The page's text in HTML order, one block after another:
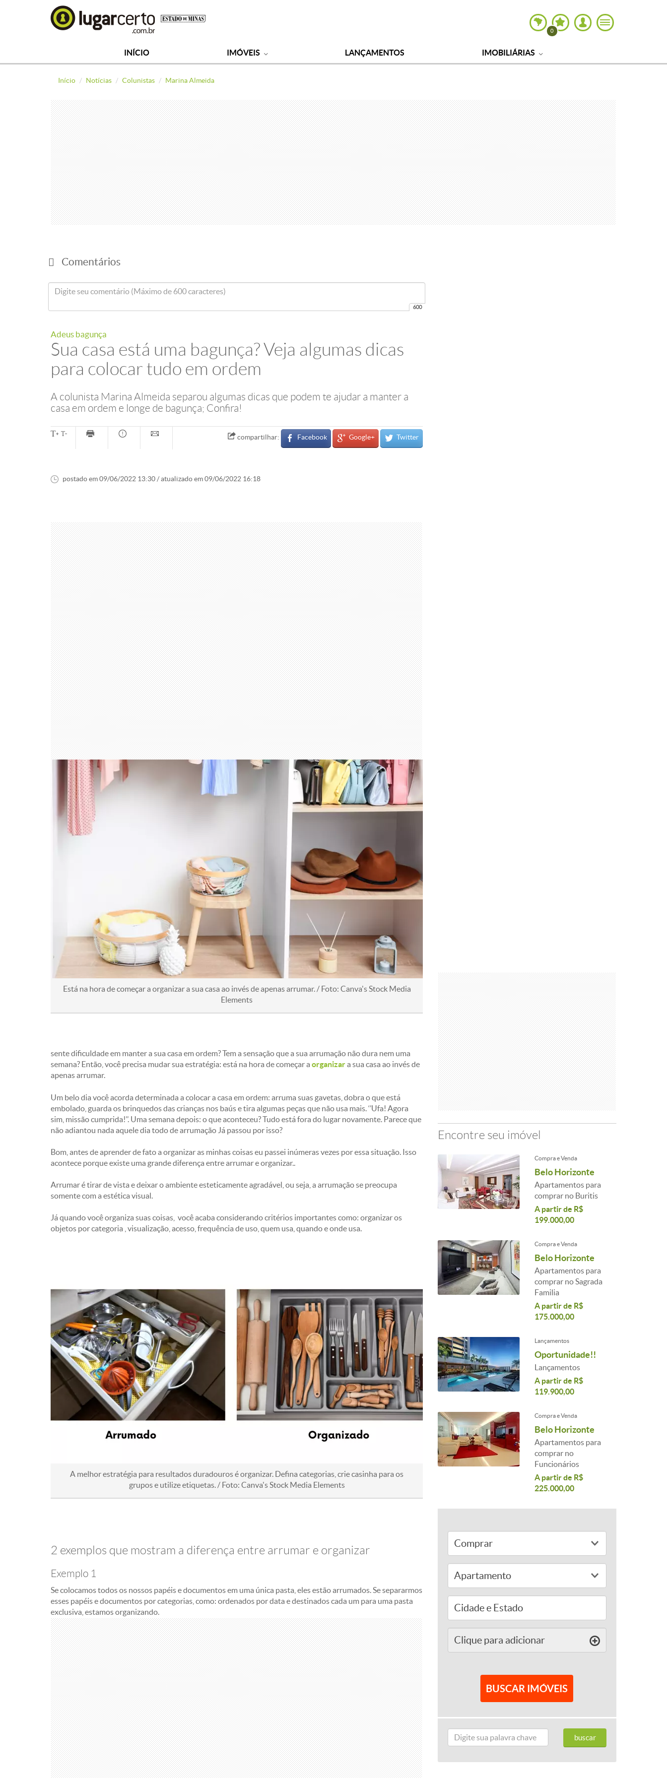
0
INÍCIO IMÓVEIS LANÇAMENTOS IMOBILIÁRIAS
Início Notícias Colunistas Marina Almeida
Comentários
600
Adeus bagunça
Sua casa está uma bagunça? Veja algumas dicas
para colocar tudo em ordem
A colunista Marina Almeida separou algumas dicas que podem te ajudar a manter a
casa em ordem e longe de bagunça; Confira!
compartilhar: Facebook Google+ Twitter
postado em 09/06/2022 13:30 / atualizado em 09/06/2022 16:18
Está na hora de começar a organizar a sua casa ao invés de apenas arrumar. / Foto: Canva's Stock Media
Elements
sente dificuldade em manter a sua casa em ordem? Tem a sensação que a sua arrumação não dura nem uma
semana? Então, você precisa mudar sua estratégia: está na hora de começar a organizara sua casa ao invés de
apenas arrumar.
Um belo dia você acorda determinada a colocar a casa em ordem: arruma suas gavetas, dobra o que está
embolado, guarda os brinquedos das crianças nos baús e tira algumas peças que não usa mais. ‘’Ufa! Agora
sim, missão cumprida!’’. Uma semana depois: o que aconteceu? Tudo está fora do lugar novamente. Parece que
não adiantou nada aquele dia todo de arrumação Já passou por isso?
Bom, antes de aprender de fato a organizar as minhas coisas eu passei inúmeras vezes por essa situação. Isso
acontece porque existe uma grande diferença entre arrumar e organizar..
Arrumar é tirar de vista e deixar o ambiente esteticamente agradável, ou seja, a arrumação se preocupa
somente com a estética visual.
Já quando você organiza suas coisas, você acaba considerando critérios importantes como: organizar os
objetos por categoria , visualização, acesso, frequência de uso, quem usa, quando e onde usa.
A melhor estratégia para resultados duradouros é organizar. Defina categorias, crie casinha para os
grupos e utilize etiquetas. / Foto: Canva's Stock Media Elements
2 exemplos que mostram a diferença entre arrumar e organizar
Exemplo 1
Se colocamos todos os nossos papéis e documentos em uma única pasta, eles estão arrumados. Se separarmos
esses papéis e documentos por categorias, como: ordenados por data e destinados cada um para uma pasta
exclusiva, estamos organizando.
Encontre seu imóvel
Compra e Venda
Belo Horizonte
Apartamentos para
comprar no Buritis
A partir de R$
199.000,00
Compra e Venda
Belo Horizonte
Apartamentos para
comprar no Sagrada
Familia
A partir de R$
175.000,00
Lançamentos
Oportunidade!!
Lançamentos
A partir de R$
119.900,00
Compra e Venda
Belo Horizonte
Apartamentos para
comprar no
Funcionários
A partir de R$
225.000,00
Clique para adicionar